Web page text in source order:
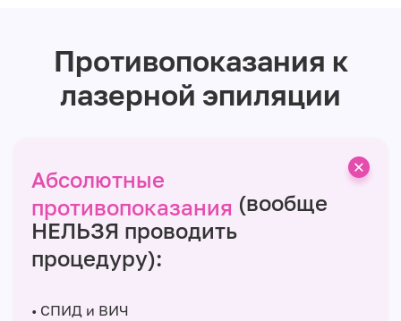
Противопоказания к
лазерной эпиляции
Абсолютные
противопоказания (вообще
НЕЛЬЗЯ проводить
процедуру):
• СПИД и ВИЧ